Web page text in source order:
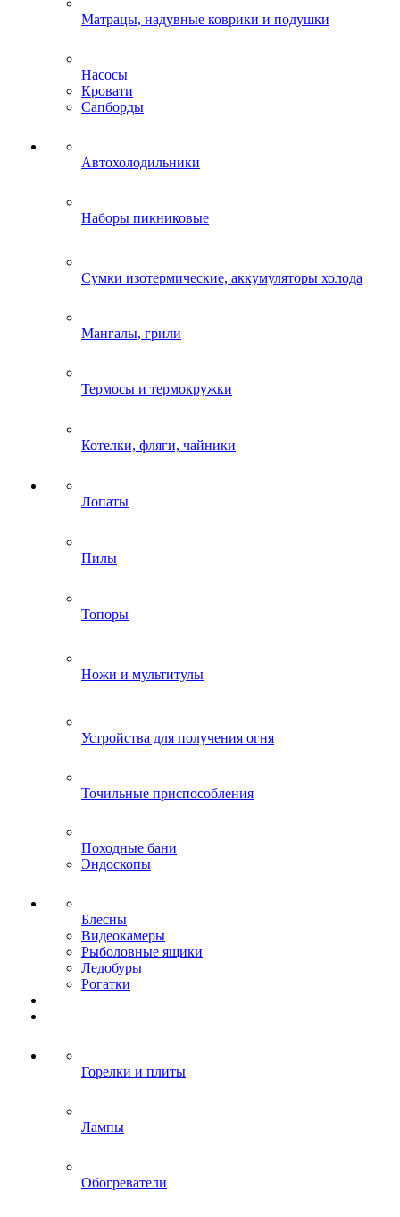
Матрацы, надувные коврики и подушки
Насосы
Кровати
Сапборды
Автохолодильники
Наборы пикниковые
Сумки изотермические, аккумуляторы холода
Мангалы, грили
Термосы и термокружки
Котелки, фляги, чайники
Лопаты
Пилы
Топоры
Ножи и мультитулы
Устройства для получения огня
Точильные приспособления
Походные бани
Эндоскопы
Блесны
Видеокамеры
Рыболовные ящики
Ледобуры
Рогатки
Горелки и плиты
Лампы
Обогреватели